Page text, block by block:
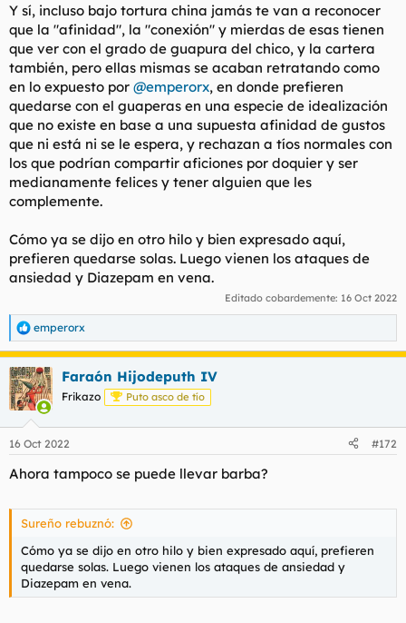
Y sí, incluso bajo tortura china jamás te van a reconocer
que la "afinidad", la "conexión" y mierdas de esas tienen
que ver con el grado de guapura del chico, y la cartera
también, pero ellas mismas se acaban retratando como
en lo expuesto por @emperorx, en donde prefieren
quedarse con el guaperas en una especie de idealización
que no existe en base a una supuesta afinidad de gustos
que ni está ni se le espera, y rechazan a tíos normales con
los que podrían compartir aficiones por doquier y ser
medianamente felices y tener alguien que les
complemente.
Cómo ya se dijo en otro hilo y bien expresado aquí,
prefieren quedarse solas. Luego vienen los ataques de
ansiedad y Diazepam en vena.
Editado cobardemente: 16 Oct 2022
R
e
a
c
c
i
e
:
emperorx
Faraón Hijodeputh IV
Frikazo Puto asco de tío
16 Oct 2022 #172
Ahora tampoco se puede llevar barba?
Sureño rebuznó:
Cómo ya se dijo en otro hilo y bien expresado aquí, prefieren
quedarse solas. Luego vienen los ataques de ansiedad y
Diazepam en vena.